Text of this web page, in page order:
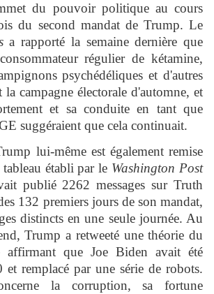
du pouvoir politique au cours
du second mandat de Trump. Le
a rapporté la semaine dernière que
régulier de kétamine,
psychédéliques et d'autres
la campagne électorale d'automne, et
et sa conduite en tant que
suggéraient que cela continuait.
lui-même est également remise
établi par le Washington Post
publié 2262 messages sur Truth
132 premiers jours de son mandat,
distincts en une seule journée. Au
Trump a retweeté une théorie du
affirmant que Joe Biden avait été
et remplacé par une série de robots.
la corruption, sa fortune